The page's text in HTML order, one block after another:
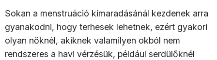
Sokan a menstruáció kimaradásánál kezdenek arra
gyanakodni, hogy terhesek lehetnek, ezért gyakori
olyan nőknél, akiknek valamilyen okból nem
rendszeres a havi vérzésük, például serdülőknél